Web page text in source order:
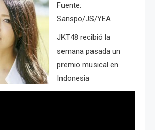
Fuente:
Sanspo/JS/YEA
JKT48 recibió la
semana pasada un
premio musical en
Indonesia